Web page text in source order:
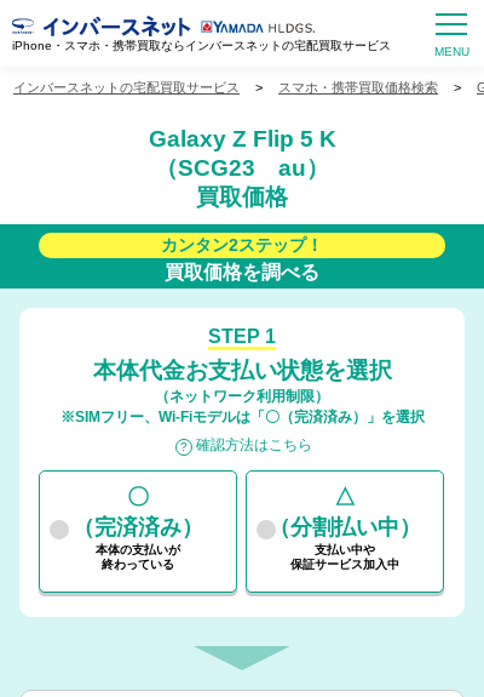
iPhone・スマホ・携帯買取ならインバースネットの宅配買取サービス
インバースネットの宅配買取サービス > スマホ・携帯買取価格検索 >
Galaxy Z Flip 5 K
（SCG23 au）
買取価格
カンタン2ステップ！
買取価格を調べる
STEP 1
本体代金お支払い状態を選択
（ネットワーク利用制限）
※SIMフリー、Wi-Fiモデルは「〇（完済済み）」を選択
確認方法はこちら
〇
（完済済み）
本体の支払いが
終わっている
△
（分割払い中）
支払い中や
保証サービス加入中